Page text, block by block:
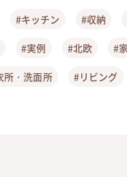
#キッチン #収納
#実例 #北欧 #
所・洗面所 #リビング